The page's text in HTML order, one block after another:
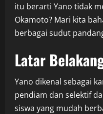
itu berarti Yano tidak
Okamoto? Mari kita
berbagai sudut
Latar
Yano dikenal sebagai
pendiam dan selektif
siswa yang mudah